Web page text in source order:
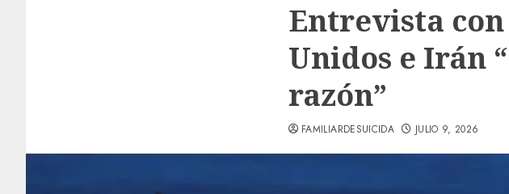
Entrevista
Unidos e Irán
razón”
FAMILIARDESUICIDA JULIO 9, 2026